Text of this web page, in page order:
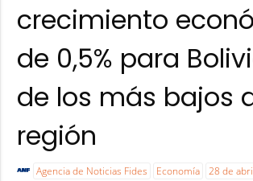
crecimiento
de 0,5% para
de los más bajos
región
Agencia de Noticias Fides Economía 28 de